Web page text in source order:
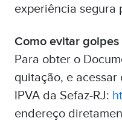
experiência segura
Como evitar
Para obter o
quitação, e
IPVA da Sefaz-RJ:
endereço